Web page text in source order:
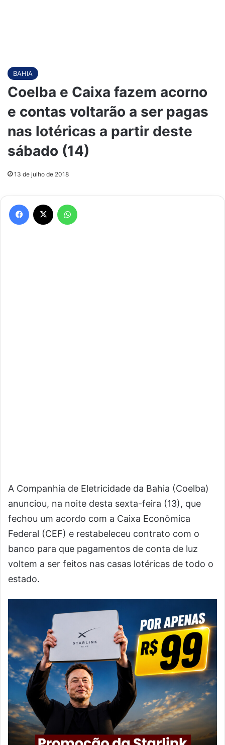
BAHIA
Coelba e Caixa fazem acorno
e contas voltarão a ser pagas
nas lotéricas a partir deste
sábado (14)
13 de julho de 2018
A Companhia de Eletricidade da Bahia (Coelba)
anunciou, na noite desta sexta-feira (13), que
fechou um acordo com a Caixa Econômica
Federal (CEF) e restabeleceu contrato com o
banco para que pagamentos de conta de luz
voltem a ser feitos nas casas lotéricas de todo o
estado.